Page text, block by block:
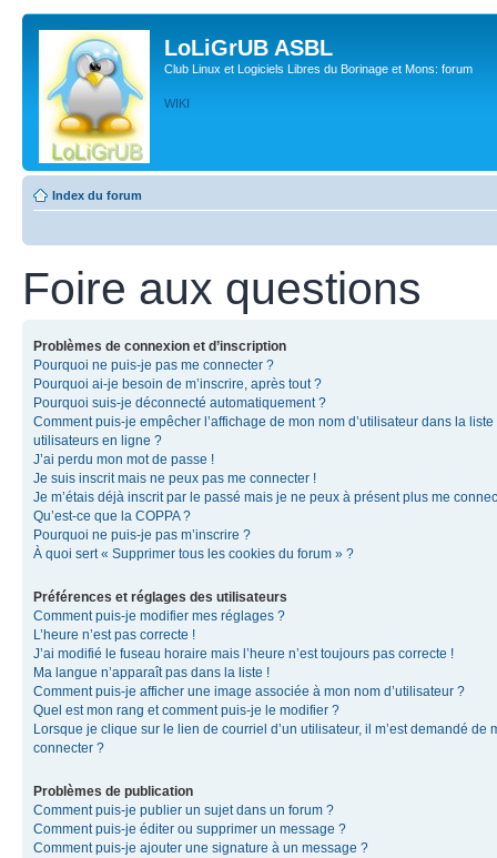
LoLiGrUB ASBL
Club Linux et Logiciels Libres du Borinage et Mons: forum
WIKI
Index du forum
Foire aux questions
Problèmes de connexion et d’inscription
Pourquoi ne puis-je pas me connecter ?
Pourquoi ai-je besoin de m’inscrire, après tout ?
Pourquoi suis-je déconnecté automatiquement ?
Comment puis-je empêcher l’affichage de mon nom d’utilisateur dans la liste
utilisateurs en ligne ?
J’ai perdu mon mot de passe !
Je suis inscrit mais ne peux pas me connecter !
Je m’étais déjà inscrit par le passé mais je ne peux à présent plus me
Qu’est-ce que la COPPA ?
Pourquoi ne puis-je pas m’inscrire ?
À quoi sert « Supprimer tous les cookies du forum » ?
Préférences et réglages des utilisateurs
Comment puis-je modifier mes réglages ?
L’heure n’est pas correcte !
J’ai modifié le fuseau horaire mais l’heure n’est toujours pas correcte !
Ma langue n’apparaît pas dans la liste !
Comment puis-je afficher une image associée à mon nom d’utilisateur ?
Quel est mon rang et comment puis-je le modifier ?
Lorsque je clique sur le lien de courriel d’un utilisateur, il m’est demandé de
connecter ?
Problèmes de publication
Comment puis-je publier un sujet dans un forum ?
Comment puis-je éditer ou supprimer un message ?
Comment puis-je ajouter une signature à un message ?